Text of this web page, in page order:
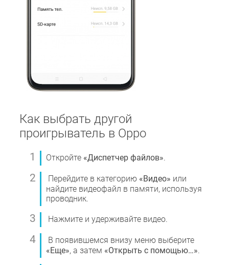
Как выбрать другой
проигрыватель в Oppo
Откройте «Диспетчер файлов».
Перейдите в категорию «Видео» или
найдите видеофайл в памяти, используя
проводник.
Нажмите и удерживайте видео.
В появившемся внизу меню выберите
«Еще», а затем «Открыть с помощью…».